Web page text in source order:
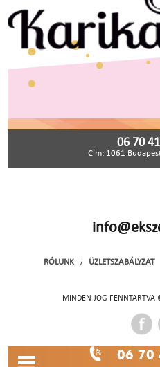
06 70
Cím: 1061
RÓLUNK / ÜZLETSZABÁLYZAT
MINDEN JOG
06 70